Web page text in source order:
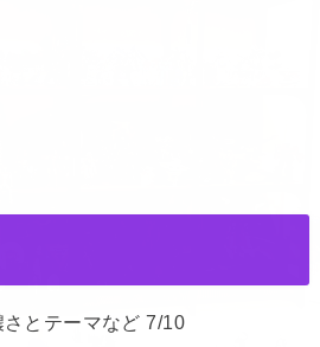
さとテーマなど 7/10